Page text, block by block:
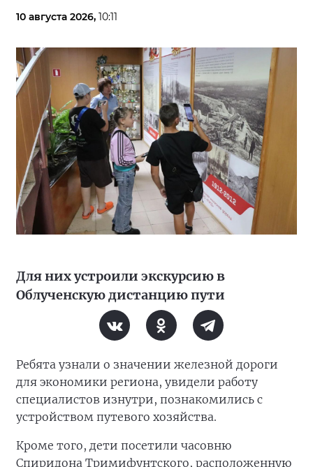
10 августа 2026, 10:11
Для них устроили экскурсию в
Облученскую дистанцию пути
Ребята узнали о значении железной дороги
для экономики региона, увидели работу
специалистов изнутри, познакомились с
устройством путевого хозяйства.
Кроме того, дети посетили часовню
Спиридона Тримифунтского, расположенную